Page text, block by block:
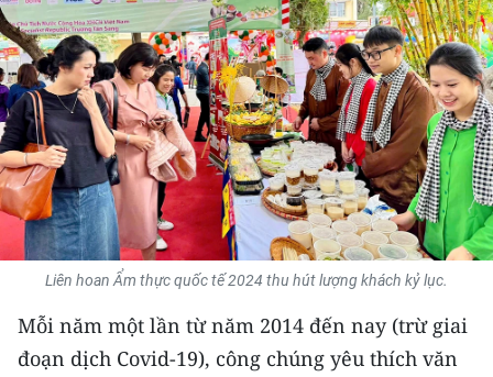
GIÁO DỤC
Y TẾ
KHOA HỌC - CÔNG NGHỆ
MÔI TRƯỜNG
BẠN ĐỌC
TRI THỨC CHUYÊN SÂU
Liên hoan Ẩm thực quốc tế 2024 thu hút lượng khách kỷ lục.
Mỗi năm một lần từ năm 2014 đến nay (trừ giai
đoạn dịch Covid-19), công chúng yêu thích văn